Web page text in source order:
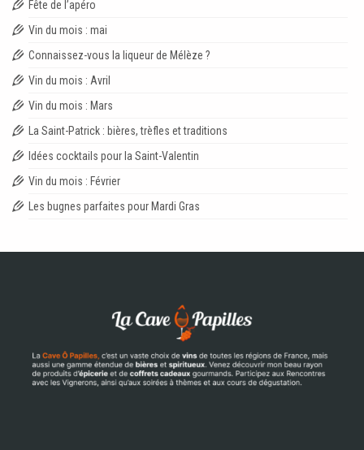
Fête de l’apéro
Vin du mois : mai
Connaissez-vous la liqueur de Mélèze ?
Vin du mois : Avril
Vin du mois : Mars
La Saint-Patrick : bières, trèfles et traditions
Idées cocktails pour la Saint-Valentin
Vin du mois : Février
Les bugnes parfaites pour Mardi Gras